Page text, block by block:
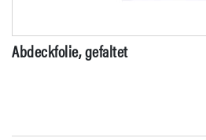
Abdeckfolie, gefaltet